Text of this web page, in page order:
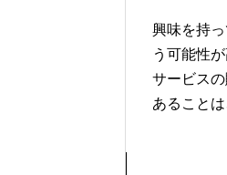
興味を持
う可能性
サービス
あること